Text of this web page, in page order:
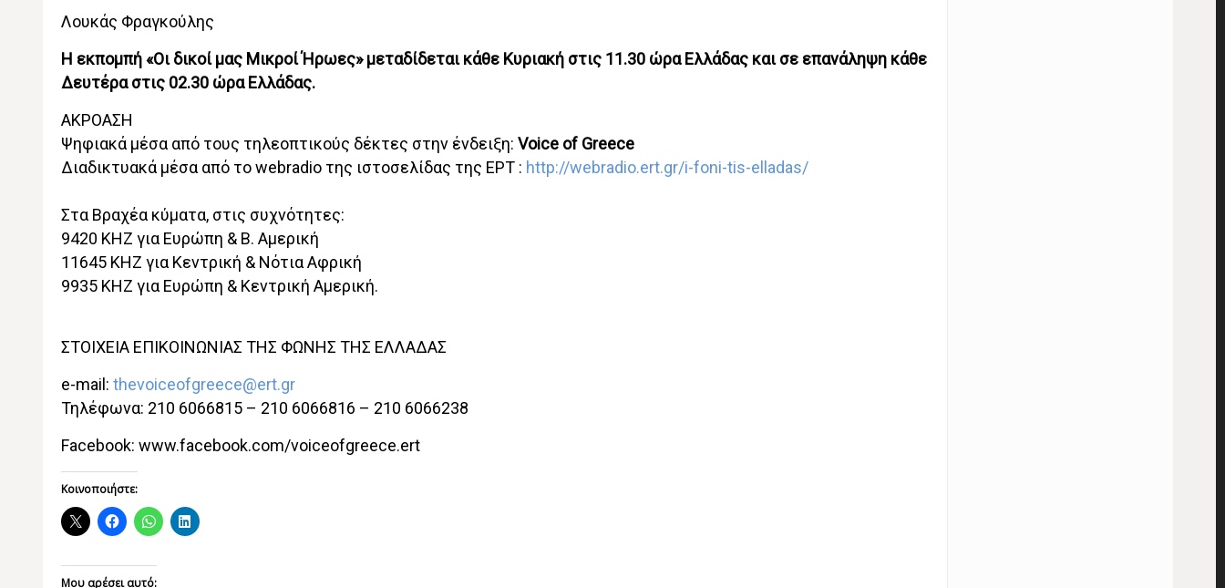
Λουκάς Φραγκούλης
Η εκπομπή «Οι δικοί μας Μικροί Ήρωες» μεταδίδεται κάθε Κυριακή στις 11.30 ώρα Ελλάδας και σε επανάληψη κάθε
Δευτέρα στις 02.30 ώρα Ελλάδας.
ΑΚΡΟΑΣΗ
Ψηφιακά μέσα από τους τηλεοπτικούς δέκτες στην ένδειξη: Voice of Greece
Διαδικτυακά μέσα από το webradio της ιστοσελίδας της ΕΡΤ : http://webradio.ert.gr/i-foni-tis-elladas/
Στα Βραχέα κύματα, στις συχνότητες:
9420 ΚΗΖ για Ευρώπη & Β. Αμερική
11645 KHZ για Κεντρική & Νότια Αφρική
9935 KHZ για Ευρώπη & Κεντρική Αμερική.
ΣΤΟΙΧΕΙΑ ΕΠΙΚΟΙΝΩΝΙΑΣ ΤΗΣ ΦΩΝΗΣ ΤΗΣ ΕΛΛΑΔΑΣ
e-mail: thevoiceofgreece@ert.gr
Τηλέφωνα: 210 6066815 – 210 6066816 – 210 6066238
Facebook: www.facebook.com/voiceofgreece.ert
Κοινοποιήστε:
Μου αρέσει αυτό: